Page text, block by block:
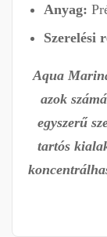
Anyag:
Szerelési
Aqua
azok
egyszerű
tartós